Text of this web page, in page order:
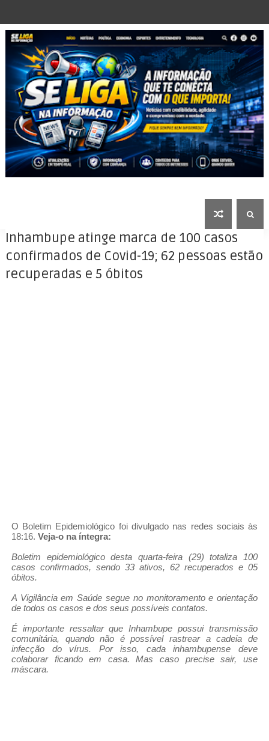
Inhambupe atinge marca de 100 casos
confirmados de Covid-19; 62 pessoas estão
recuperadas e 5 óbitos
O Boletim Epidemiológico foi divulgado nas redes sociais às
18:16. Veja-o na íntegra:
Boletim epidemiológico desta quarta-feira (29) totaliza 100
casos confirmados, sendo 33 ativos, 62 recuperados e 05
óbitos.
A Vigilância em Saúde segue no monitoramento e orientação
de todos os casos e dos seus possíveis contatos.
É importante ressaltar que Inhambupe possui transmissão
comunitária, quando não é possível rastrear a cadeia de
infecção do vírus. Por isso, cada inhambupense deve
colaborar ficando em casa. Mas caso precise sair, use
máscara.